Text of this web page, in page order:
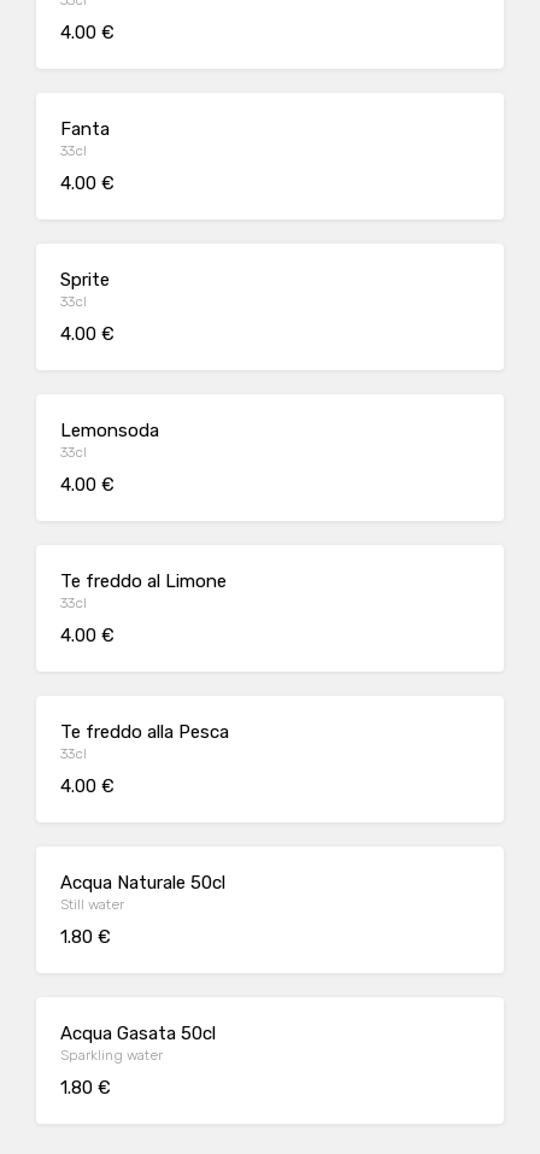
4.00 €
Fanta
33cl
4.00 €
Sprite
33cl
4.00 €
Lemonsoda
33cl
4.00 €
Te freddo al Limone
33cl
4.00 €
Te freddo alla Pesca
33cl
4.00 €
Acqua Naturale 50cl
Still water
1.80 €
Acqua Gasata 50cl
Sparkling water
1.80 €